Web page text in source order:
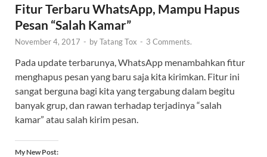
Fitur Terbaru WhatsApp, Mampu Hapus
Pesan “Salah Kamar”
November 4, 2017 - byTatang Tox - 3 Comments.
Pada update terbarunya, WhatsApp menambahkan fitur
menghapus pesan yang baru saja kita kirimkan. Fitur ini
sangat berguna bagi kita yang tergabung dalam begitu
banyak grup, dan rawan terhadap terjadinya “salah
kamar” atau salah kirim pesan.
My New Post: